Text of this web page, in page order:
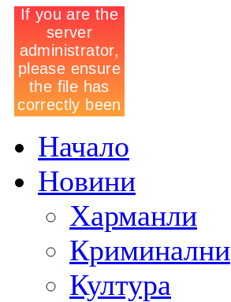
Начало
Новини
Харманли
Криминални
Култура